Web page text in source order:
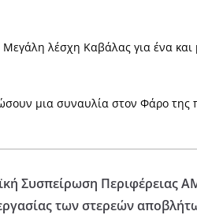
λέσχη Καβάλας για ένα και
μια συναυλία στον Φάρο
Συσπείρωση Περιφέρειας
των στερεών